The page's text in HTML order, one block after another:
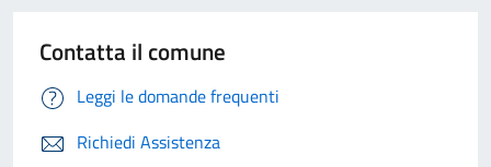
Contatta il comune
Leggi le domande frequenti
Richiedi Assistenza